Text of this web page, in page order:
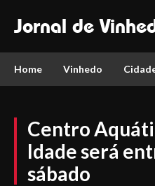
Jornal de
Home Vinhedo
Centro
Idade será
sábado